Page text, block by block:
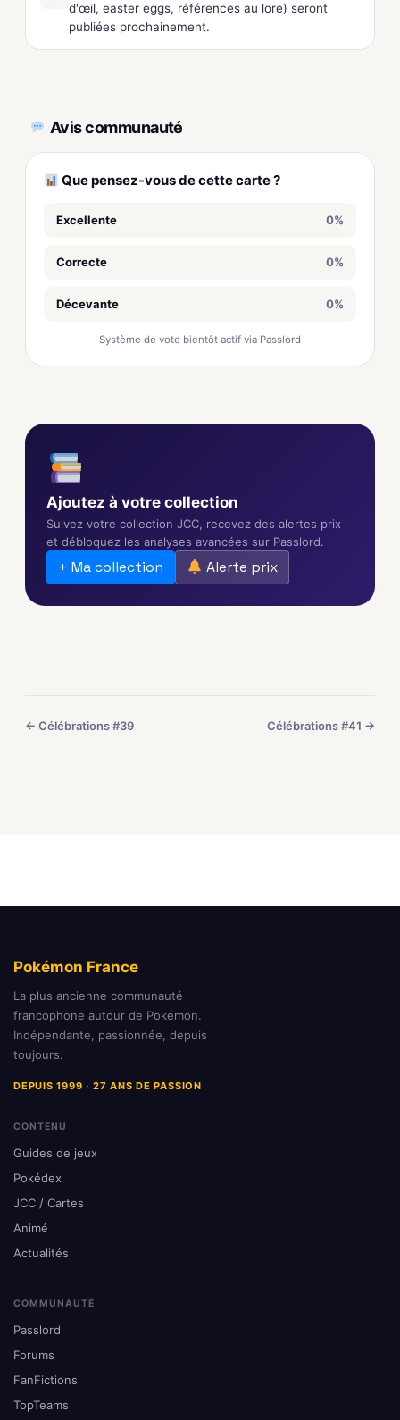
d'œil, easter eggs, références au lore) seront
publiées prochainement.
Avis communauté
Que pensez-vous de cette carte ?
Excellente 0%
Correcte 0%
Décevante 0%
Système de vote bientôt actif via Passlord
Ajoutez à votre collection
Suivez votre collection JCC, recevez des alertes prix
et débloquez les analyses avancées sur Passlord.
+ Ma collection Alerte prix
← Célébrations #39 Célébrations #41 →
Pokémon France
La plus ancienne communauté
francophone autour de Pokémon.
Indépendante, passionnée, depuis
toujours.
DEPUIS 1999 · 27 ANS DE PASSION
CONTENU
Guides de jeux
Pokédex
JCC / Cartes
Animé
Actualités
COMMUNAUTÉ
Passlord
Forums
FanFictions
TopTeams